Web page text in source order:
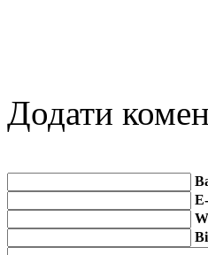
Додати